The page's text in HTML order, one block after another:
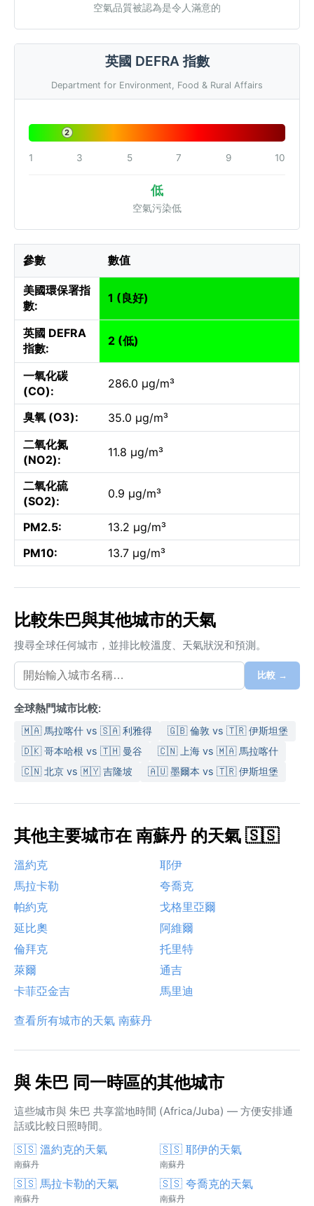
空氣品質被認為是令人滿意的
英國 DEFRA 指數
Department for Environment, Food & Rural Affairs
2
1 3 5 7 9 10
低
空氣污染低
參數 數值
美國環保署指
數:
1 (良好)
英國 DEFRA
指數:
2 (低)
一氧化碳
(CO):
286.0 µg/m³
臭氧 (O3):
35.0 µg/m³
二氧化氮
(NO2):
11.8 µg/m³
二氧化硫
(SO2):
0.9 µg/m³
PM2.5:
13.2 µg/m³
PM10:
13.7 µg/m³
比較朱巴與其他城市的天氣
搜尋全球任何城市，並排比較溫度、天氣狀況和預測。
比較 →
全球熱門城市比較:
🇲🇦 馬拉喀什 vs 🇸🇦 利雅得
🇬🇧 倫敦 vs 🇹🇷 伊斯坦堡
🇩🇰 哥本哈根 vs 🇹🇭 曼谷
🇨🇳 上海 vs 🇲🇦 馬拉喀什
🇨🇳 北京 vs 🇲🇾 吉隆坡
🇦🇺 墨爾本 vs 🇹🇷 伊斯坦堡
其他主要城市在 南蘇丹 的天氣 🇸🇸
溫約克
耶伊
馬拉卡勒
夸喬克
帕約克
戈格里亞爾
延比奧
阿維爾
倫拜克
托里特
萊爾
通吉
卡菲亞金吉
馬里迪
查看所有城市的天氣 南蘇丹
與 朱巴 同一時區的其他城市
這些城市與 朱巴 共享當地時間 (Africa/Juba) — 方便安排通
話或比較日照時間。
🇸🇸 溫約克的天氣
南蘇丹
🇸🇸 耶伊的天氣
南蘇丹
🇸🇸 馬拉卡勒的天氣
南蘇丹
🇸🇸 夸喬克的天氣
南蘇丹